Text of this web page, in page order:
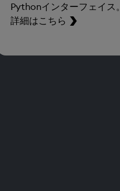
Pythonインターフェイス。
詳細はこちら